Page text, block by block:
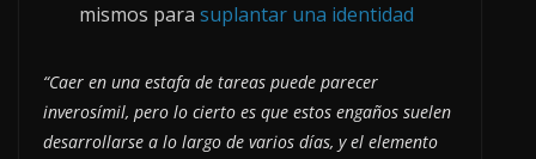
mismos para suplantar una identidad
“Caer en una estafa de tareas puede parecer
inverosímil, pero lo cierto es que estos engaños suelen
desarrollarse a lo largo de varios días, y el elemento